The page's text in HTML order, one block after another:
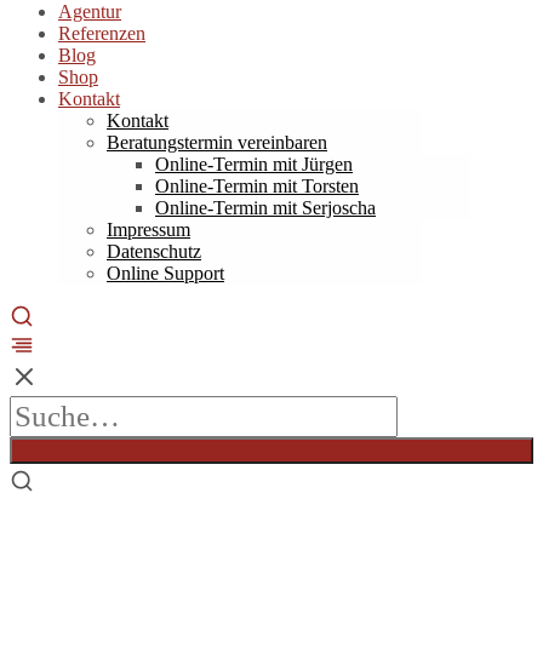
Agentur
Referenzen
Blog
Shop
Kontakt
Kontakt
Beratungstermin vereinbaren
Online-Termin mit Jürgen
Online-Termin mit Torsten
Online-Termin mit Serjoscha
Impressum
Datenschutz
Online Support